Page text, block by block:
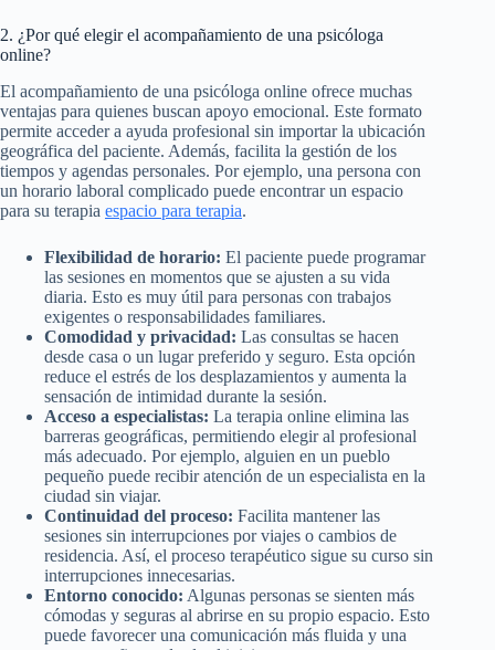
2. ¿Por qué elegir el acompañamiento de una psicóloga
online?
El acompañamiento de una psicóloga online ofrece muchas
ventajas para quienes buscan apoyo emocional. Este formato
permite acceder a ayuda profesional sin importar la ubicación
geográfica del paciente. Además, facilita la gestión de los
tiempos y agendas personales. Por ejemplo, una persona con
un horario laboral complicado puede encontrar un espacio
para su terapia espacio para terapia.
Flexibilidad de horario: El paciente puede programar
las sesiones en momentos que se ajusten a su vida
diaria. Esto es muy útil para personas con trabajos
exigentes o responsabilidades familiares.
Comodidad y privacidad: Las consultas se hacen
desde casa o un lugar preferido y seguro. Esta opción
reduce el estrés de los desplazamientos y aumenta la
sensación de intimidad durante la sesión.
Acceso a especialistas: La terapia online elimina las
barreras geográficas, permitiendo elegir al profesional
más adecuado. Por ejemplo, alguien en un pueblo
pequeño puede recibir atención de un especialista en la
ciudad sin viajar.
Continuidad del proceso: Facilita mantener las
sesiones sin interrupciones por viajes o cambios de
residencia. Así, el proceso terapéutico sigue su curso sin
interrupciones innecesarias.
Entorno conocido: Algunas personas se sienten más
cómodas y seguras al abrirse en su propio espacio. Esto
puede favorecer una comunicación más fluida y una